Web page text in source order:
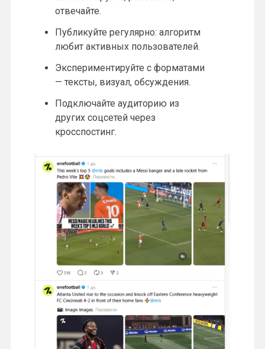
отвечайте.
Публикуйте регулярно: алгоритм
любит активных пользователей.
Экспериментируйте с форматами
— тексты, визуал, обсуждения.
Подключайте аудиторию из
других соцсетей через
кросспостинг.